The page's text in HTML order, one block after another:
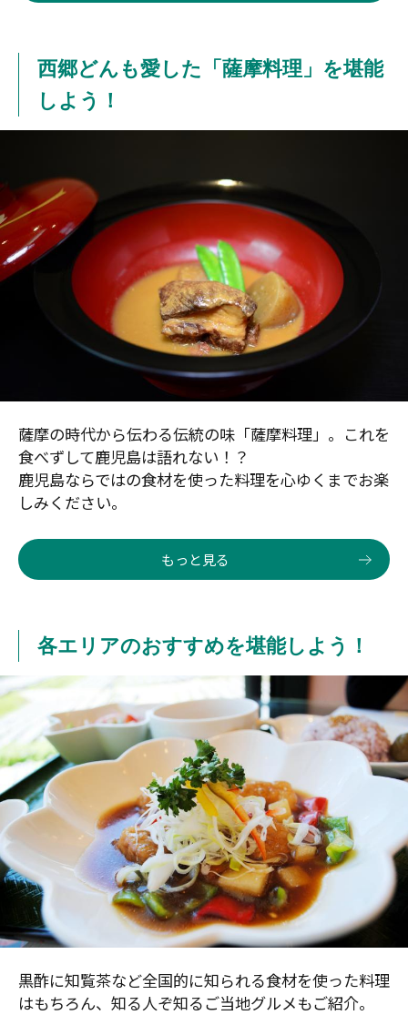
西郷どんも愛した「薩摩料理」を堪能
しよう！
薩摩の時代から伝わる伝統の味「薩摩料理」。これを
食べずして鹿児島は語れない！？
鹿児島ならではの食材を使った料理を心ゆくまでお楽
しみください。
もっと見る
各エリアのおすすめを堪能しよう！
黒酢に知覧茶など全国的に知られる食材を使った料理
はもちろん、知る人ぞ知るご当地グルメもご紹介。